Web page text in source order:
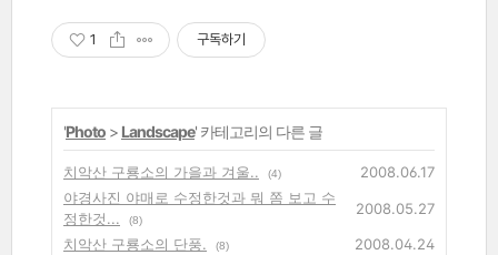
1 구독하기
'Photo > Landscape' 카테고리의 다른 글
치악산 구룡소의 가을과 겨울.. (4)
2008.06.17
야경사진 야매로 수정한것과 뭐 쫌 보고 수
정한것...
(8)
2008.05.27
치악산 구룡소의 단풍.
(8)
2008.04.24